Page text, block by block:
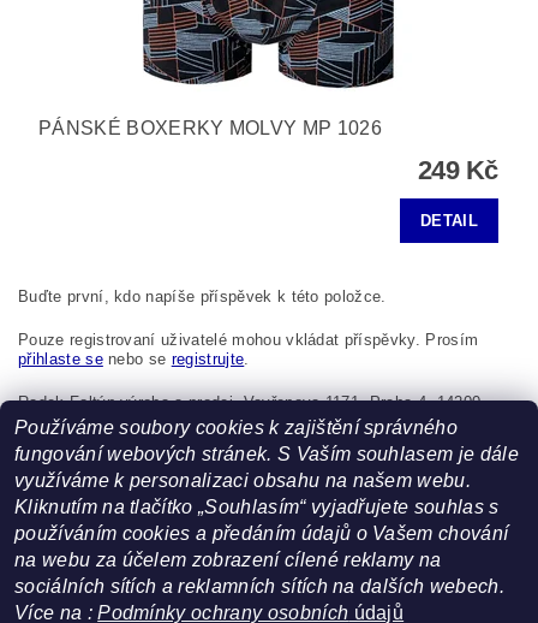
PÁNSKÉ BOXERKY MOLVY MP 1026
249 Kč
DETAIL
Buďte první, kdo napíše příspěvek k této položce.
Pouze registrovaní uživatelé mohou vkládat příspěvky. Prosím
přihlaste senebo se registrujte.
Radek Foltýn výroba a prodej, Vavřenova 1171, Praha 4, 14200,
Česká republika, foltynradek@seznam.cz
Používáme soubory cookies k zajištění správného
fungování webových stránek. S Vaším souhlasem je dále
využíváme k personalizaci obsahu na našem webu.
Kliknutím na tlačítko „Souhlasím“ vyjadřujete souhlas s
používáním cookies a předáním údajů o Vašem chování
na webu za účelem zobrazení cílené reklamy na
sociálních sítích a reklamních sítích na dalších webech.
Více na :Podmínky ochrany osobních údajů